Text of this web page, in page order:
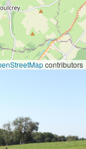
contributors